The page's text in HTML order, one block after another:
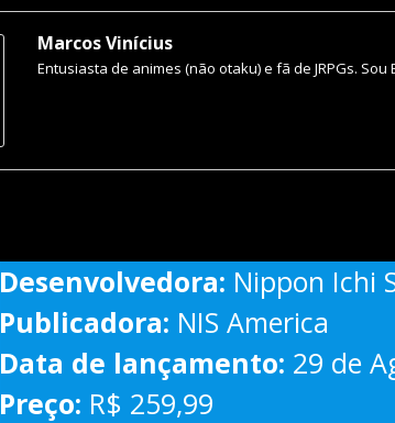
Marcos Vinícius
Entusiasta de animes (não otaku) e fã de JRPGs.
Desenvolvedora: Nippon Ichi
Publicadora: NIS America
Data de lançamento: 29 de
Preço: R$ 259,99